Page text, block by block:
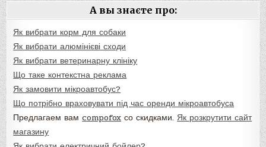
А вы знаєте про:
Як вибрати корм для собаки
Як вибрати алюмінієві сходи
Як вибрати ветеринарну клініку
Що таке контекстна реклама
Як замовити мікроавтобус?
Що потрібно враховувати під час оренди мікроавтобуса
Предлагаем вамcompofox со скидками. Як розкрутити сайт
магазину